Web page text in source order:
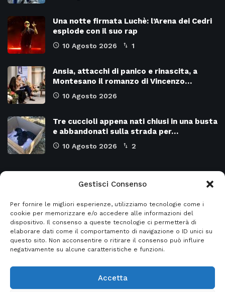
Gestisci Consenso
Per fornire le migliori esperienze, utilizziamo tecnologie come i
cookie per memorizzare e/o accedere alle informazioni del
dispositivo. Il consenso a queste tecnologie ci permetterà di
elaborare dati come il comportamento di navigazione o ID unici su
questo sito. Non acconsentire o ritirare il consenso può influire
negativamente su alcune caratteristiche e funzioni.
Accetta
Una notte firmata Luchè: l’Arena dei Cedri
esplode con il suo rap
10 Agosto 2026 1
Ansia, attacchi di panico e rinascita, a
Montesano il romanzo di Vincenzo…
10 Agosto 2026
Tre cuccioli appena nati chiusi in una busta
e abbandonati sulla strada per…
10 Agosto 2026 2
Attualità 8982
Cronaca 6488
Primo piano 5968
SALERNO e Provincia 4139
Regione CAMPANIA 2132
Regione BASILICATA